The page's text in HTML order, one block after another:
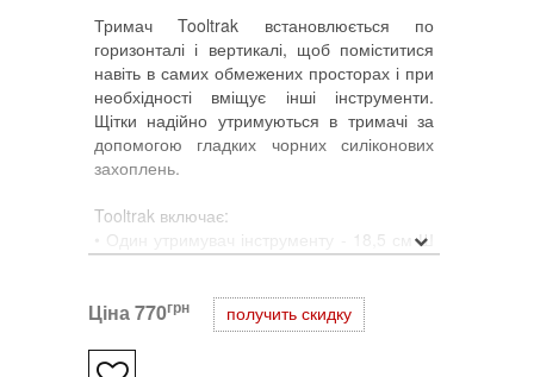
Тримач Tooltrak встановлюється по
горизонталі і вертикалі, щоб поміститися
навіть в самих обмежених просторах і при
необхідності вміщує інші інструменти.
Щітки надійно утримуються в тримачі за
допомогою гладких чорних силіконових
захоплень.
Tooltrak включає:
• Один утримувач інструменту - 18,5 см Ш
x 6,5 см В x 5,5 см Д
• Одна щітка з пір'яний щетиною 6 см.
• Одна високоточна кисть 4 см.
• Одна надширока кисть 7,6 см.
Ціна770грн получить скидку